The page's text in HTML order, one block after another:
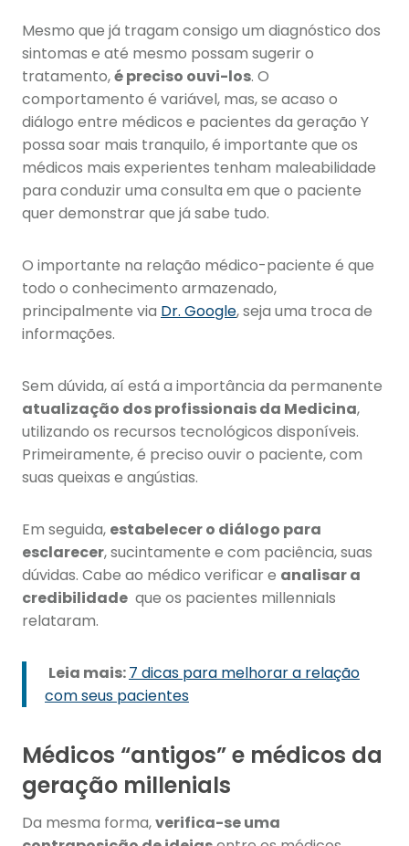
Mesmo que já tragam consigo um diagnóstico dos
sintomas e até mesmo possam sugerir o
tratamento,é preciso ouvi-los. O
comportamento é variável, mas, se acaso o
diálogo entre médicos e pacientes da geração Y
possa soar mais tranquilo, é importante que os
médicos mais experientes tenham maleabilidade
para conduzir uma consulta em que o paciente
quer demonstrar que já sabe tudo.
O importante na relação médico-paciente é que
todo o conhecimento armazenado,
principalmente via Dr. Google, seja uma troca de
informações.
Sem dúvida, aí está a importância da permanente
atualização dos profissionais da Medicina,
utilizando os recursos tecnológicos disponíveis.
Primeiramente, é preciso ouvir o paciente, com
suas queixas e angústias.
Em seguida, estabelecer o diálogo para
esclarecer, sucintamente e com paciência, suas
dúvidas. Cabe ao médico verificar e analisar a
credibilidade que os pacientes millennials
relataram.
Leia mais:7 dicas para melhorar a relação
com seus pacientes
Médicos “antigos” e médicos da
geração millenials
Da mesma forma,verifica-se uma